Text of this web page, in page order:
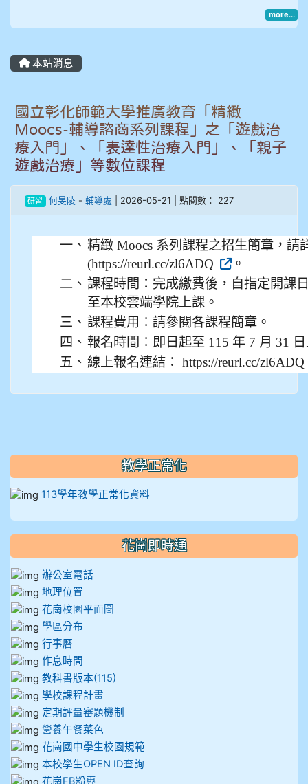
905周沛蓉
905鄭瑀安
907張晏寧
908彭主豪
909林柏翰
910謝尚橙
910呂芃澔
910溫婕伶
911王祉傑
912彭子宸
914王苡澄
more...
本站消息
國立彰化師範大學推廣教育「精緻
Moocs-輔導諮商系列課程」之「遊戲治
療入門」、「表達性治療入門」、「親子
遊戲治療」等數位課程
研習 何旻陵- 輔導處 | 2026-05-21 | 點閱數： 227
一、 精緻 Moocs 系列課程之招生簡章，請
(https://reurl.cc/zl6ADQ
。
二、 課程時間：完成繳費後，自指定開課
至本校雲端學院上課。
三、 課程費用：請參閱各課程簡章。
四、 報名時間：即日起至 115 年 7 月 31
五、 線上報名連結： https://reurl.cc/zl6ADQ
教學正常化
113學年教學正常化資料
花崗即時通
辦公室電話
地理位置
花崗校園平面圖
學區分布
行事曆
作息時間
教科書版本(115)
學校課程計畫
定期評量審題機制
營養午餐菜色
花崗國中學生校園規範
本校學生OPEN ID查詢
花崗FB粉專